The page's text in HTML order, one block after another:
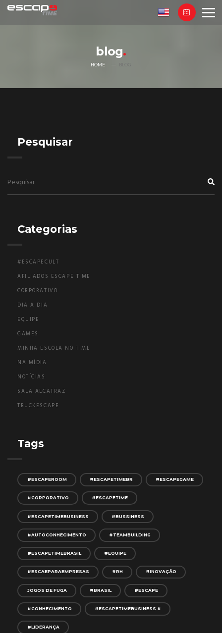
blog
HOME
Pesquisar
Categorias
#ESCAPECULT
AFILIADOS ESCAPE TIME
CORPORATIVO
DIA A DIA
EQUIPE
GAMES
MINHA ESCOLA NO TIME
NA MÍDIA
NOTÍCIAS
SALA ALCATRAZ
TRUCKESCAPE
Tags
#ESCAPEROOM #ESCAPETIMEBR #ESCAPEGAME
#CORPORATIVO #ESCAPETIME
#ESCAPETIMEBUSINESS #BUSSINESS
#AUTOCONHECIMENTO #TEAMBUILDING
#ESCAPETIMEBRASIL #EQUIPE
#ESCAEPARAEMPRESAS #RH #INOVAÇÃO
JOGOS DE FUGA #BRASIL #ESCAPE
#CONHECIMENTO #ESCAPETIMEBUSINESS #
#LIDERANÇA